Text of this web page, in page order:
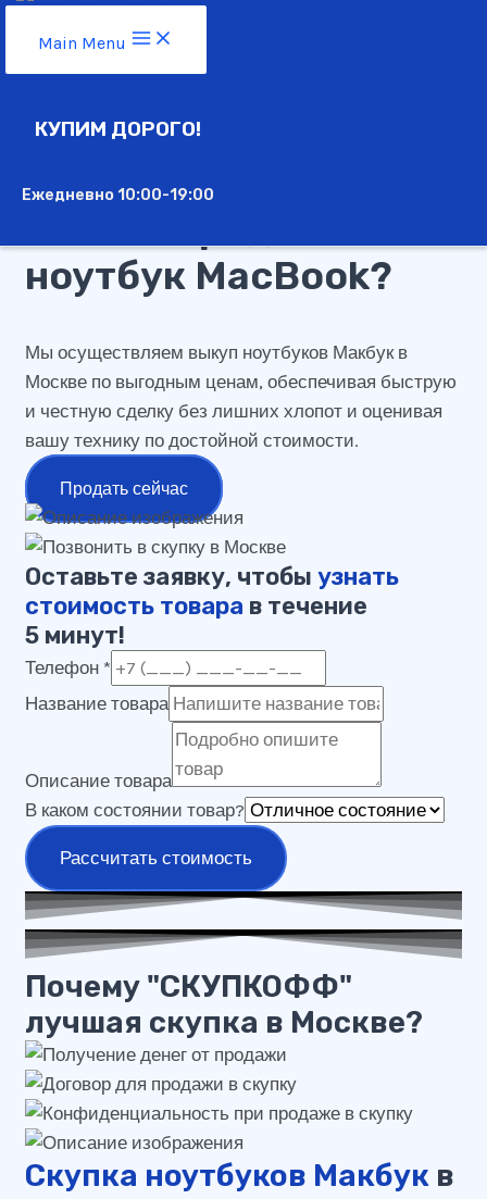
Main Menu
КУПИМ ДОРОГО!
Ежедневно 10:00-19:00
ноутбук MacBook
ноутбук MacBook?
Мы осуществляем выкуп ноутбуков Макбук в
Москве по выгодным ценам, обеспечивая быструю
и честную сделку без лишних хлопот и оценивая
вашу технику по достойной стоимости.
Продать сейчас
Оставьте заявку, чтобы узнать
стоимость товара в течение
5 минут!
Телефон *
Название товара
Описание товара
В каком состоянии товар?
Рассчитать стоимость
Почему "СКУПКОФФ"
лучшая скупка в Москве?
Скупка ноутбуков Макбук в